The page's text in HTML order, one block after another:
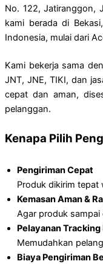
No. 122, Jatiranggon,
kami berada di
Indonesia, mulai dari
Kami bekerja sama
JNT, JNE, TIKI, dan
cepat dan aman,
pelanggan.
Kenapa Pilih
Pengiriman Cepat
Produk dikirim tepat
Kemasan Aman &
Agar produk
Pelayanan Tracking
Memudahkan
Biaya Pengiriman